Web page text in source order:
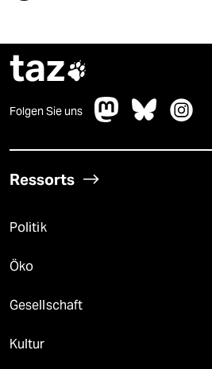
taz
Folgen Sie uns
Ressorts
Politik
Öko
Gesellschaft
Kultur